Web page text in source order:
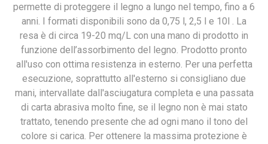
permette di proteggere il legno a lungo nel tempo, fino a 6
anni. I formati disponibili sono da 0,75 l, 2,5 l e 10l . La
resa è di circa 19-20 mq/L con una mano di prodotto in
funzione dell’assorbimento del legno. Prodotto pronto
all'uso con ottima resistenza in esterno. Per una perfetta
esecuzione, soprattutto all'esterno si consigliano due
mani, intervallate dall'asciugatura completa e una passata
di carta abrasiva molto fine, se il legno non è mai stato
trattato, tenendo presente che ad ogni mano il tono del
colore si carica. Per ottenere la massima protezione è